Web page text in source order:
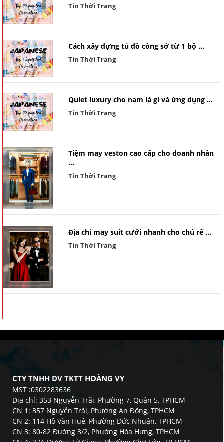
Tin Thời Trang
Cách xây dựng tủ đồ công sở từ 1 bộ ...
Tin Thời Trang
Quiet luxury cho nam là gì và ứng dụng ...
Tin Thời Trang
Tiệm may veston cao cấp cho doanh nhân
...
Tin Thời Trang
Địa chỉ may suit cưới nhanh cho chú rể ...
Tin Thời Trang
CTY TNHH DV TKTT HOÀNG VY
MST :0302283636
Địa chỉ: 353 Nguyễn Trãi, Phường 7, Quận 5, TPHCM
CN 1: 357 Nguyễn Trãi, Phường An Đông, TPHCM
CN 2: 114 Hồ Văn Huê, Phường Đức Nhuận, TPHCM
CN 3: 80-82 Đường 3/2, Phường Hòa Hưng, TPHCM